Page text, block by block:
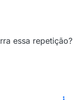
essa repetição?